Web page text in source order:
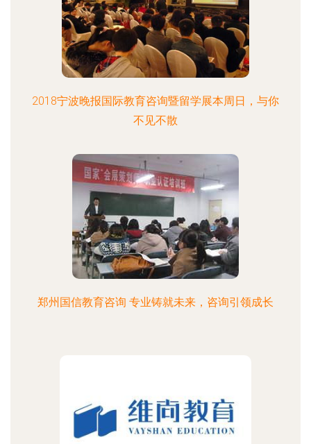
2018宁波晚报国际教育咨询暨留学展本周日，与你
不见不散
郑州国信教育咨询 专业铸就未来，咨询引领成长